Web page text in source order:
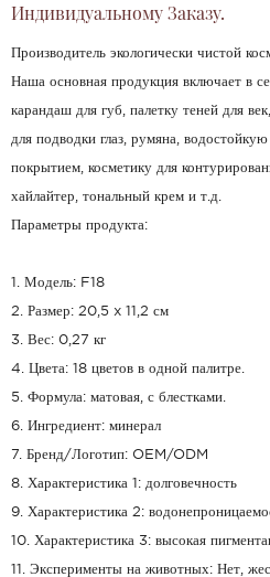
Индивидуальному Заказу.
Производитель экологически чистой
Наша основная продукция включает в
карандаш для губ, палетку теней для
для подводки глаз, румяна,
покрытием, косметику для
хайлайтер, тональный крем и т.д.
Параметры продукта:
1. Модель: F18
2. Размер: 20,5 x 11,2 см
3. Вес: 0,27 кг
4. Цвета: 18 цветов в одной палитре.
5. Формула: матовая, с блестками.
6. Ингредиент: минерал
7. Бренд/Логотип: OEM/ODM
8. Характеристика 1: долговечность
9. Характеристика 2:
10. Характеристика 3: высокая
11. Эксперименты на животных: Нет,